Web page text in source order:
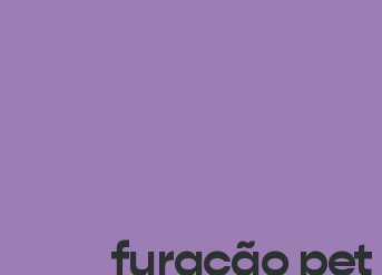
furacão pet